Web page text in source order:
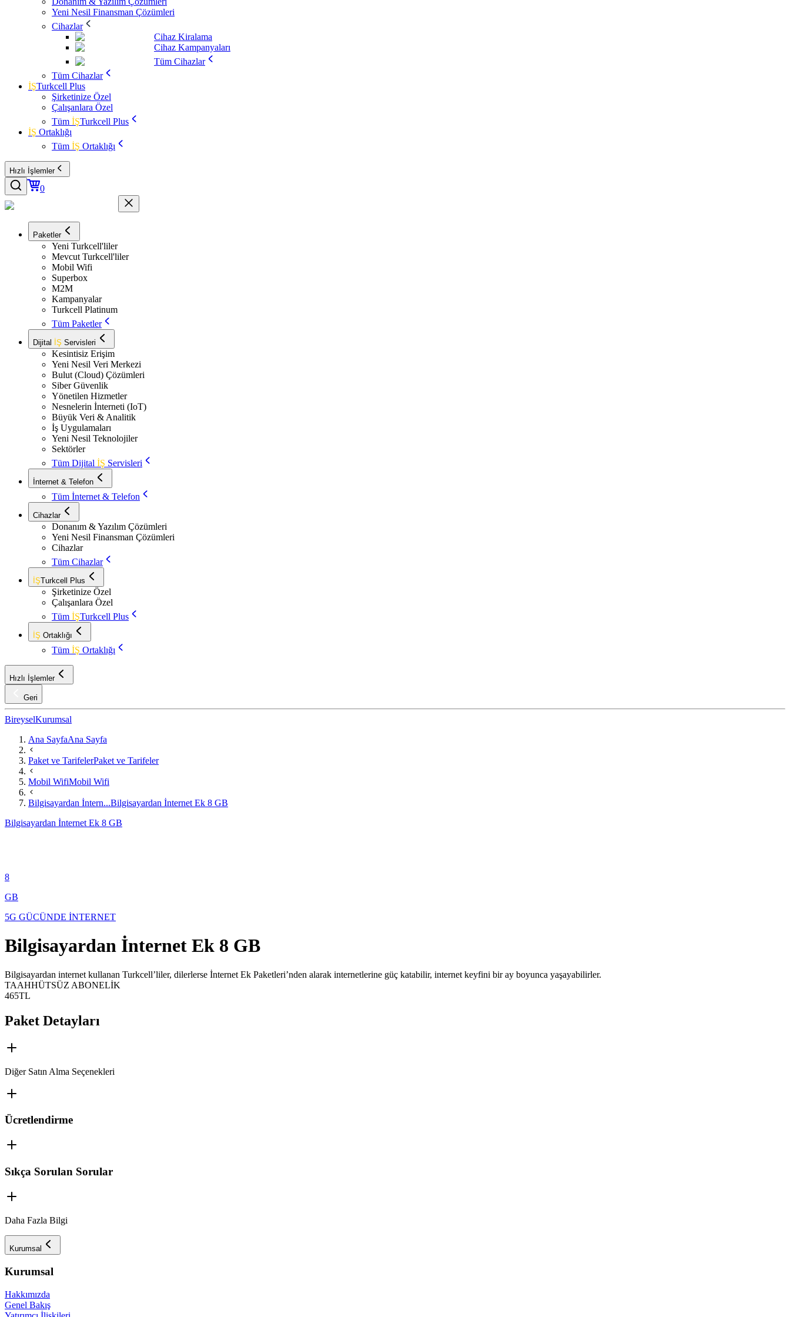
Yeni Nesil Finansman Çözümleri
Cihazlar
Cihaz Kiralama
Cihaz Kampanyaları
Tüm Cihazlar
Tüm Cihazlar
İŞTurkcell Plus
Şirketinize Özel
Çalışanlara Özel
Tüm İŞTurkcell Plus
İŞ Ortaklığı
Tüm İŞ Ortaklığı
Hızlı İşlemler
0
Paketler
Yeni Turkcell'liler
Mevcut Turkcell'liler
Mobil Wifi
Superbox
M2M
Kampanyalar
Turkcell Platinum
Tüm Paketler
Dijital İŞ Servisleri
Kesintisiz Erişim
Yeni Nesil Veri Merkezi
Bulut (Cloud) Çözümleri
Siber Güvenlik
Yönetilen Hizmetler
Nesnelerin İnterneti (IoT)
Büyük Veri & Analitik
İş Uygulamaları
Yeni Nesil Teknolojiler
Sektörler
Tüm Dijital İŞ Servisleri
İnternet & Telefon
Tüm İnternet & Telefon
Cihazlar
Donanım & Yazılım Çözümleri
Yeni Nesil Finansman Çözümleri
Cihazlar
Tüm Cihazlar
İŞTurkcell Plus
Şirketinize Özel
Çalışanlara Özel
Tüm İŞTurkcell Plus
İŞ Ortaklığı
Tüm İŞ Ortaklığı
Hızlı İşlemler
Geri
BireyselKurumsal
Ana SayfaAna Sayfa
Paket ve TarifelerPaket ve Tarifeler
Mobil WifiMobil Wifi
Bilgisayardan İntern...Bilgisayardan İnternet Ek 8 GB
Bilgisayardan İnternet Ek 8 GB
8
GB
5G GÜCÜNDE İNTERNET
Bilgisayardan İnternet Ek 8 GB
​​​​​​​Bilgisayardan internet kullanan Turkcell’liler, dilerlerse İnternet Ek Paketleri’nden alarak internetlerine güç katabilir, internet keyfini bir ay boyunca yaşayabilirler.​​​ ​
TAAHHÜTSÜZ ABONELİK
465TL
Paket Detayları
Diğer Satın Alma Seçenekleri
Ücretlendirme
Sıkça Sorulan Sorular
Daha Fazla Bilgi
Kurumsal
Kurumsal
Hakkımızda
Genel Bakış